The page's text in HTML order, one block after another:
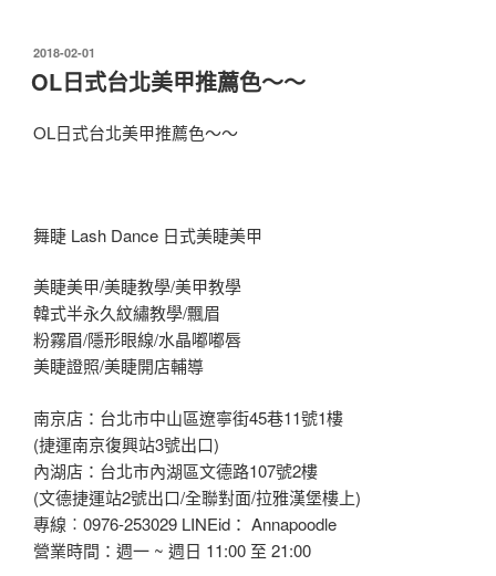
發
佈
於
2018-02-01
OL日式台北美甲推薦色～～
OL日式台北美甲推薦色～～
舞睫 Lash Dance 日式美睫美甲
美睫美甲/美睫教學/美甲教學
韓式半永久紋繡教學/飄眉
粉霧眉/隱形眼線/水晶嘟嘟唇
美睫證照/美睫開店輔導
南京店：台北市中山區遼寧街45巷11號1樓
(捷運南京復興站3號出口)
內湖店：台北市內湖區文德路107號2樓
(文德捷運站2號出口/全聯對面/拉雅漢堡樓上)
專線︰0976-253029 LINEid： Annapoodle
營業時間：週一 ~ 週日 11:00 至 21:00